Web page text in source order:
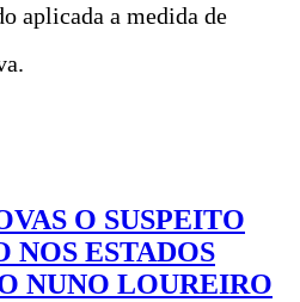
aplicada a medida de
O SUSPEITO
NOS ESTADOS
NUNO LOUREIRO